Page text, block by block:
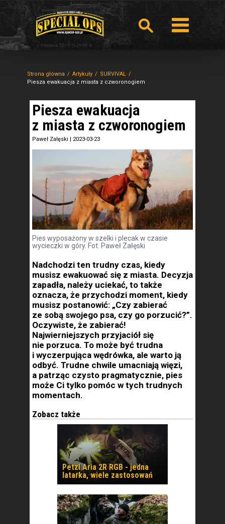
Strona główna Artykuły
SURVIVAL
Piesza ewakuacja z miasta z czworonogiem
Piesza ewakuacja
z miasta z czworonogiem
Paweł Załęski | 2023-03-23
Pies wyposażony w szelki i plecak w czasie
wycieczki w góry. Fot. Paweł Załęski
Nadchodzi ten trudny czas, kiedy
musisz ewakuować się z miasta. Decyzja
zapadła, należy uciekać, to także
oznacza, że przychodzi moment, kiedy
musisz postanowić: „Czy zabierać
ze sobą swojego psa, czy go porzucić?”.
Oczywiste, że zabierać!
Najwierniejszych przyjaciół się
nie porzuca. To może być trudna
i wyczerpująca wędrówka, ale warto ją
odbyć. Trudne chwile umacniają więzi,
a patrząc czysto pragmatycznie, pies
może Ci tylko pomóc w tych trudnych
momentach.
Zobacz także
Petzl Aria 2R RGB - jedna
latarka, wiele zastosowań